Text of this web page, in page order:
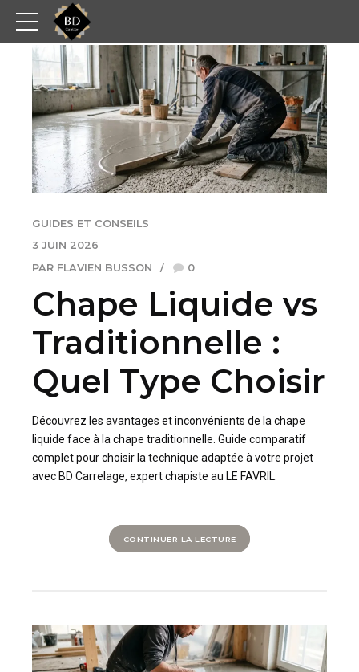
GUIDES ET CONSEILS
3 JUIN 2026
PAR FLAVIEN BUSSON
0
Chape Liquide vs
Traditionnelle :
Quel Type Choisir
Découvrez les avantages et inconvénients de la chape
liquide face à la chape traditionnelle. Guide comparatif
complet pour choisir la technique adaptée à votre projet
avec BD Carrelage, expert chapiste au LE FAVRIL.
CONTINUER LA LECTURE